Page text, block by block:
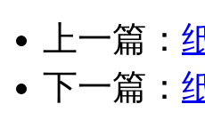
上一篇：
下一篇：